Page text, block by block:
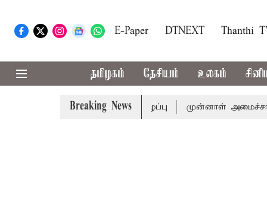
E-Paper DTNEXT Thanthi
தமிழகம் தேசியம் உலகம்
Breaking News
அமைச்சர் விஜய் அழைப்பு முன்னாள் அமைச்சர்